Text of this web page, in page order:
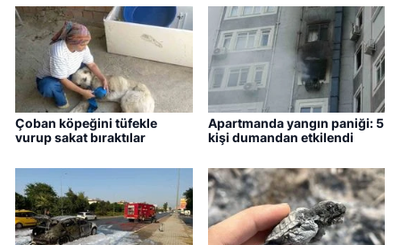
Çoban köpeğini tüfekle
vurup sakat bıraktılar
Apartmanda yangın paniği: 5
kişi dumandan etkilendi